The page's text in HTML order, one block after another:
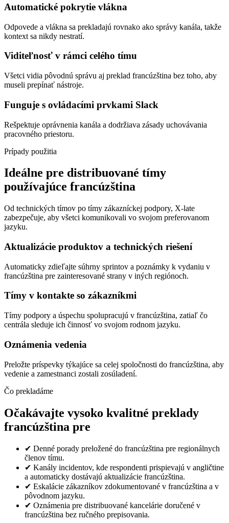
Automatické pokrytie vlákna
Odpovede a vlákna sa prekladajú rovnako ako správy kanála, takže
kontext sa nikdy nestratí.
Viditeľnosť v rámci celého tímu
Všetci vidia pôvodnú správu aj preklad francúzština bez toho, aby
museli prepínať nástroje.
Funguje s ovládacími prvkami Slack
Rešpektuje oprávnenia kanála a dodržiava zásady uchovávania
pracovného priestoru.
Prípady použitia
Ideálne pre distribuované tímy
používajúce francúzština
Od technických tímov po tímy zákazníckej podpory, X-late
zabezpečuje, aby všetci komunikovali vo svojom preferovanom
jazyku.
Aktualizácie produktov a technických riešení
Automaticky zdieľajte súhrny sprintov a poznámky k vydaniu v
francúzština pre zainteresované strany v iných regiónoch.
Tímy v kontakte so zákazníkmi
Tímy podpory a úspechu spolupracujú v francúzština, zatiaľ čo
centrála sleduje ich činnosť vo svojom rodnom jazyku.
Oznámenia vedenia
Preložte príspevky týkajúce sa celej spoločnosti do francúzština, aby
vedenie a zamestnanci zostali zosúladení.
Čo prekladáme
Očakávajte vysoko kvalitné preklady
francúzština pre
✔ Denné porady preložené do francúzština pre regionálnych
členov tímu.
✔ Kanály incidentov, kde respondenti prispievajú v angličtine
a automaticky dostávajú aktualizácie francúzština.
✔ Eskalácie zákazníkov zdokumentované v francúzština a v
pôvodnom jazyku.
✔ Oznámenia pre distribuované kancelárie doručené v
francúzština bez ručného prepisovania.